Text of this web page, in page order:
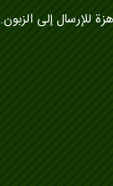
للإرسال إلى الزبون.